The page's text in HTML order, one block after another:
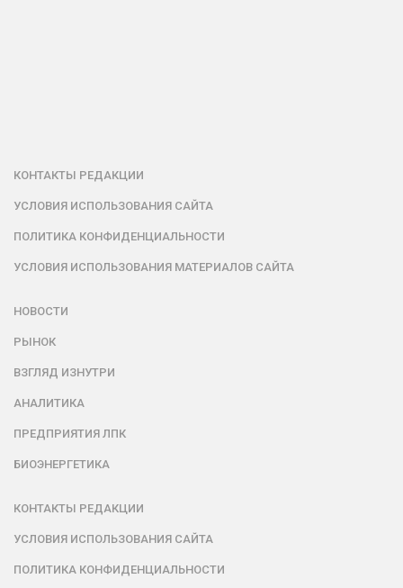
КОНТАКТЫ РЕДАКЦИИ
УСЛОВИЯ ИСПОЛЬЗОВАНИЯ САЙТА
ПОЛИТИКА КОНФИДЕНЦИАЛЬНОСТИ
УСЛОВИЯ ИСПОЛЬЗОВАНИЯ МАТЕРИАЛОВ САЙТА
НОВОСТИ
РЫНОК
ВЗГЛЯД ИЗНУТРИ
АНАЛИТИКА
ПРЕДПРИЯТИЯ ЛПК
БИОЭНЕРГЕТИКА
КОНТАКТЫ РЕДАКЦИИ
УСЛОВИЯ ИСПОЛЬЗОВАНИЯ САЙТА
ПОЛИТИКА КОНФИДЕНЦИАЛЬНОСТИ